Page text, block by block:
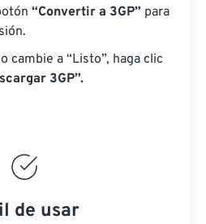
“Convertir a 3GP” para
cambie a “Listo”, haga clic
3GP”.
de usar